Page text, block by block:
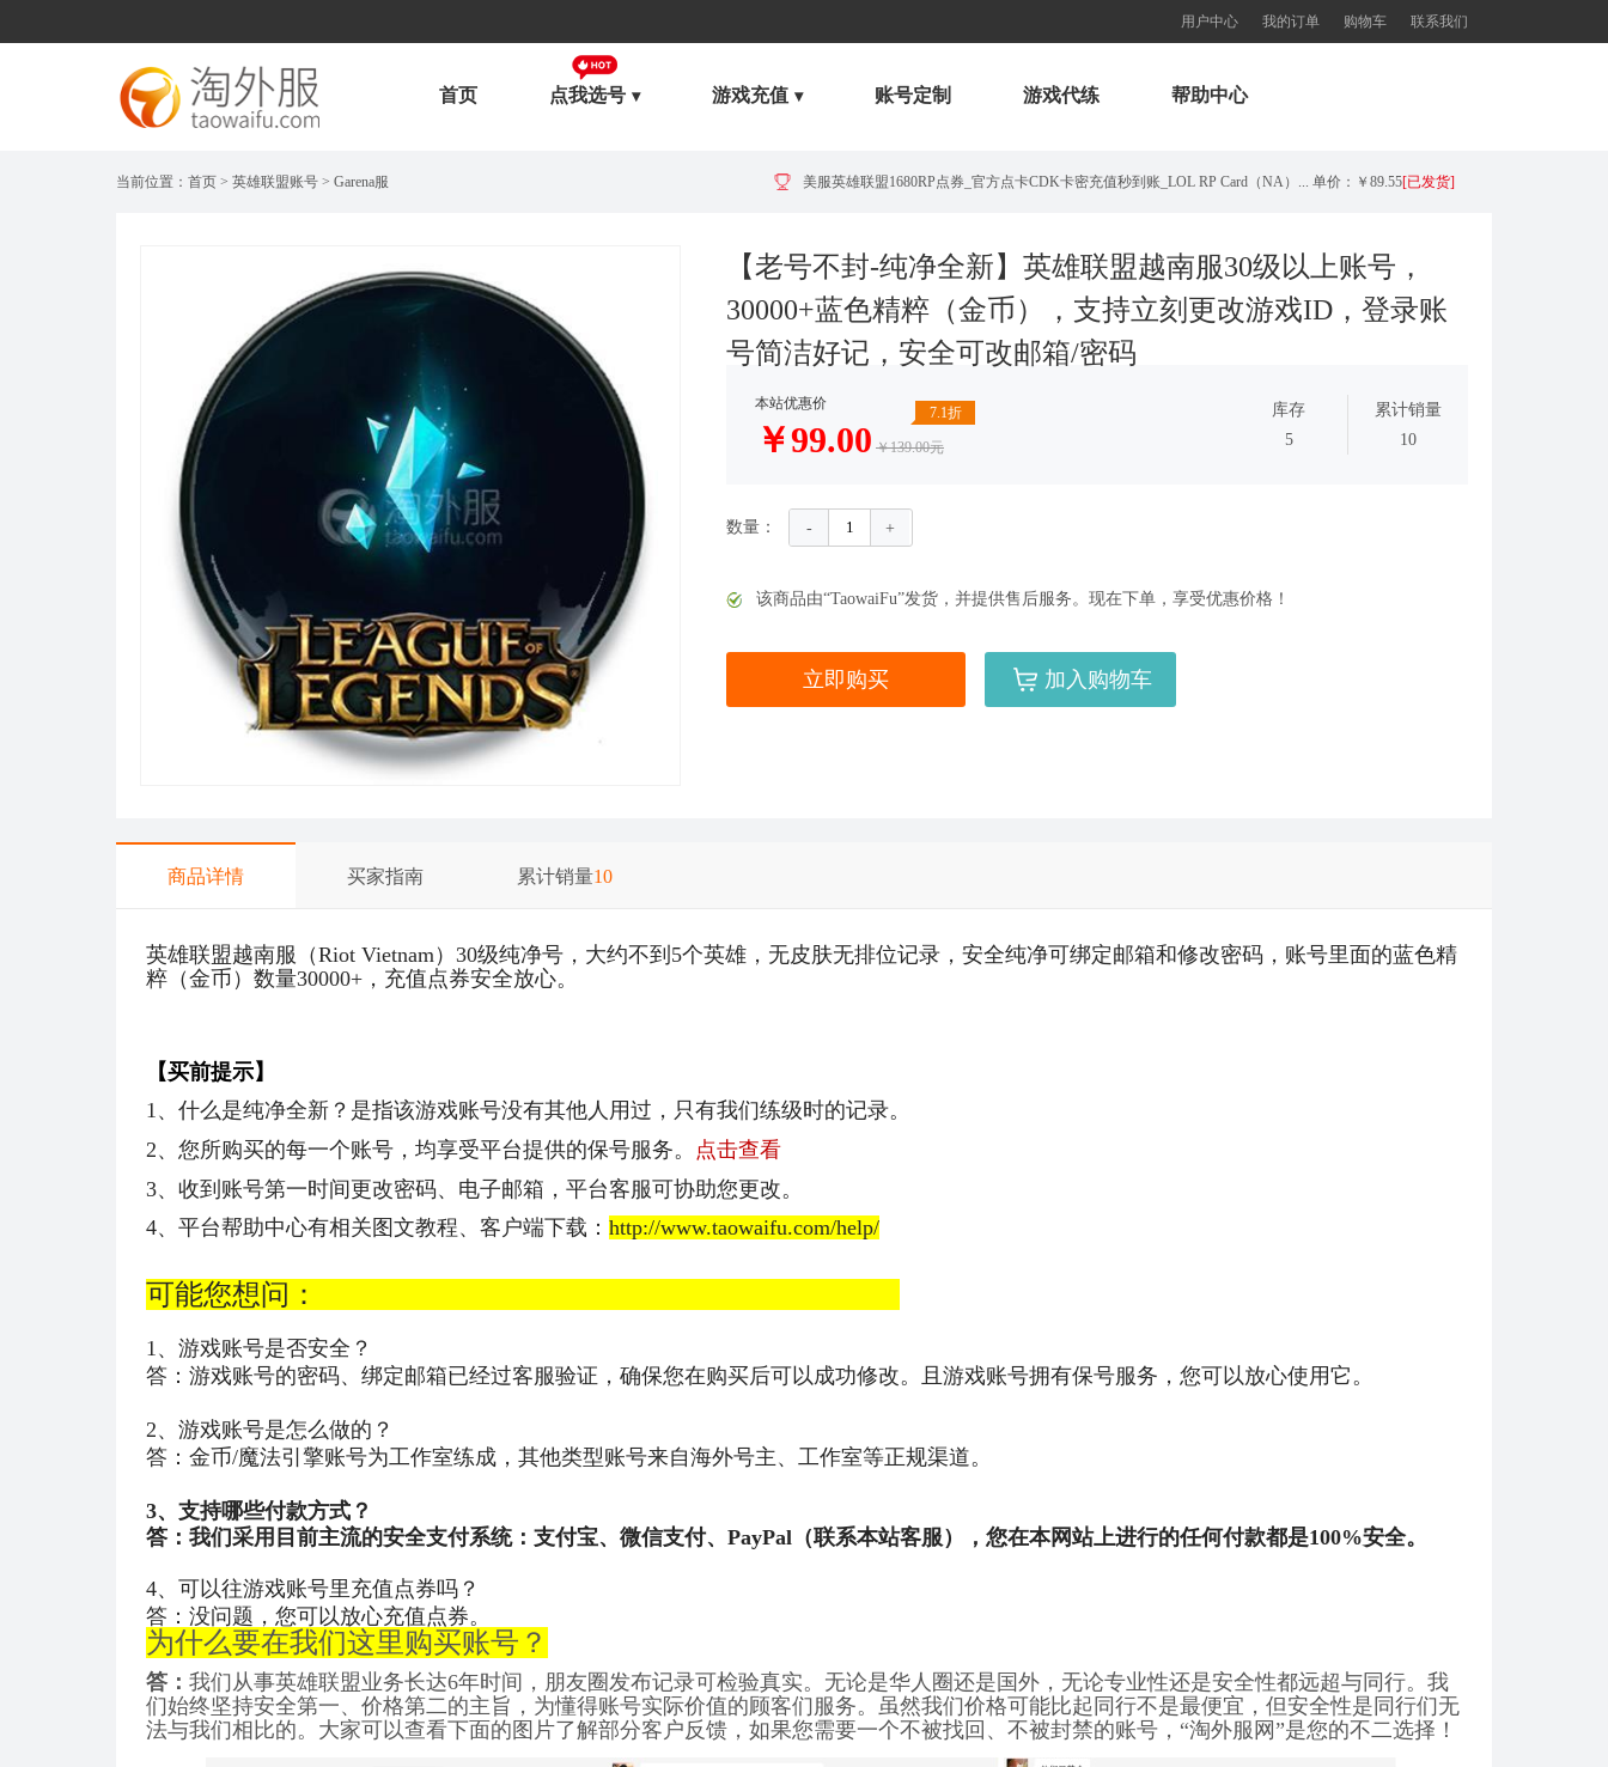
用户中心 我的订单 购物车 联系我们
首页 点我选号 游戏充值 账号定制 游戏代练 帮助中心
当前位置： 首页 > 英雄联盟账号 > Garena服 美服英雄联盟1680RP点券_官方点卡CDK卡密充值秒到账_LOL RP Card（NA）... 单价：￥89.55[已发货]
西欧服（EU West）英雄联盟1680RP点券_官方点卡CDK卡密充值秒到账_LOL RP Card... 单价：￥89.55 [已发货]
美服英雄联盟1240RP点券_官方点卡CDK卡密充值秒到账_LOL RP Card（NA）... 单价：￥64.68
美服瓦罗兰特8700VP点数_官方点卡CDK卡密充值秒到账_Valorant Points Card（NA... 单价：￥517.39
【老号不封-纯净全新】英雄联盟越南服30级以上账号，
30000+蓝色精粹（金币），支持立刻更改游戏ID，登录账
号简洁好记，安全可改邮箱/密码
7.1折
本站优惠价
￥99.00 ￥139.00元
累计销量
10
库存
5
数量： - +
该商品由“TaowaiFu”发货，并提供售后服务。现在下单，享受优惠价格！
立即购买 加入购物车
商品详情 买家指南 累计销量10
英雄联盟越南服（Riot Vietnam） 30级纯净号，大约不到5个英雄，无皮肤无排位记录，安全纯净可绑定邮箱和修改密码，账号里面的蓝色精
粹（金币）数量30000+，充值点券安全放心。
【买前提示】
1、什么是纯净全新？是指该游戏账号没有其他人用过，只有我们练级时的记录。
2、 您所购买的每一个账号，均享受平台提供的保号服务。 点击查看
3、收到账号第一时间更改密码、电子邮箱，平台客服可协助您更改。
4、 平台帮助中心有相关图文教程、客户端下载： http://www.taowaifu.com/help/
可能您想问：
1、游戏账号是否安全？
答：游戏账号的密码、绑定邮箱已经过客服验证，确保您在购买后可以成功修改。且游戏账号拥有保号服务，您可以放心使用它。
2、游戏账号是怎么做的？
答：金币/魔法引擎账号为工作室练成，其他类型账号来自海外号主、工作室等正规渠道。
3、支持哪些付款方式？
答：我们采用目前主流的安全支付系统：支付宝、微信支付、PayPal（联系本站客服） ，您在本网站上进行的任何付款都是100%安全。
4、可以往游戏账号里充值点券吗？
答：没问题，您可以放心充值点券。
为什么要在我们这里购买账号？
答： 我们从事英雄联盟业务长达6年时间，朋友圈发布记录可检验真实。无论是华人圈还是国外，无论专业性还是安全性都远超与同行。我
们始终坚持安全第一、价格第二的主旨，为懂得账号实际价值的顾客们服务。虽然我们价格可能比起同行不是最便宜，但安全性是同行们无
法与我们相比的。大家可以查看下面的图片了解部分客户反馈，如果您需要一个不被找回、不被封禁的账号，“淘外服网”是您的不二选择！